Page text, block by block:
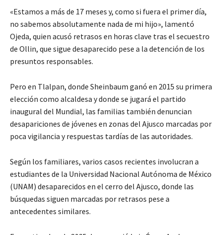
«Estamos a más de 17 meses y, como si fuera el primer día,
no sabemos absolutamente nada de mi hijo», lamentó
Ojeda, quien acusó retrasos en horas clave tras el secuestro
de Ollin, que sigue desaparecido pese a la detención de los
presuntos responsables.
Pero en Tlalpan, donde Sheinbaum ganó en 2015 su primera
elección como alcaldesa y donde se jugará el partido
inaugural del Mundial, las familias también denuncian
desapariciones de jóvenes en zonas del Ajusco marcadas por
poca vigilancia y respuestas tardías de las autoridades.
Según los familiares, varios casos recientes involucran a
estudiantes de la Universidad Nacional Autónoma de México
(UNAM) desaparecidos en el cerro del Ajusco, donde las
búsquedas siguen marcadas por retrasos pese a
antecedentes similares.